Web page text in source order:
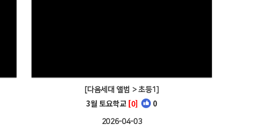
[다음세대 앨범 > 초등1]
3월 토요학교 [0] 0
2026-04-03